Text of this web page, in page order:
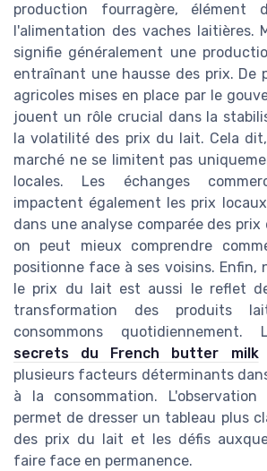
production fourragère, élément
l'alimentation des vaches laitières.
signifie généralement une
entraînant une hausse des prix. De
agricoles mises en place par le
jouent un rôle crucial dans la
la volatilité des prix du lait. Cela
marché ne se limitent pas
locales. Les échanges
impactent également les prix
dans une analyse comparée des prix
on peut mieux comprendre
positionne face à ses voisins. Enfin,
le prix du lait est aussi le reflet
transformation des produits
consommons quotidiennement.
secrets du French butter milk
plusieurs facteurs déterminants
à la consommation.
permet de dresser un tableau plus
des prix du lait et les défis
faire face en permanence.